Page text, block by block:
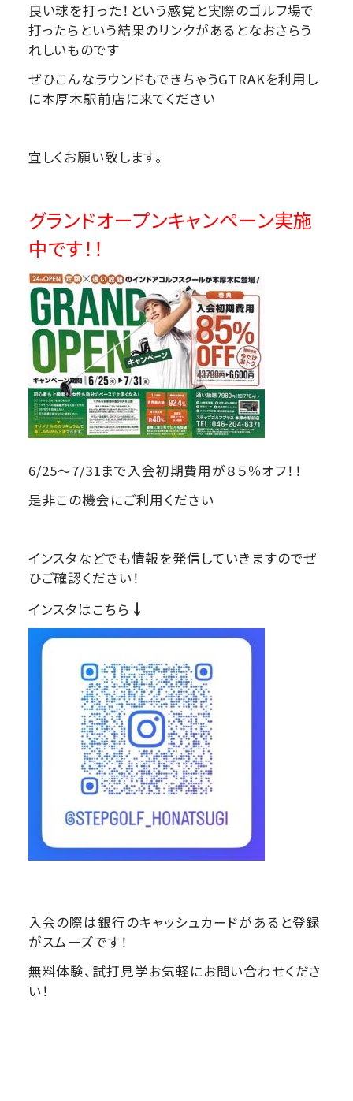
良い球を打った！という感覚と実際のゴルフ場で
打ったらという結果のリンクがあるとなおさらう
れしいものです
ぜひこんなラウンドもできちゃうGTRAKを利用し
に本厚木駅前店に来てください
宜しくお願い致します。
グランドオープンキャンペーン実施
中です！！
6/25～7/31まで入会初期費用が８５％オフ！！
是非この機会にご利用ください
インスタなどでも情報を発信していきますのでぜ
ひご確認ください！
インスタはこちら ↓
入会の際は銀行のキャッシュカードがあると登録
がスムーズです！
無料体験、試打見学お気軽にお問い合わせくださ
い！